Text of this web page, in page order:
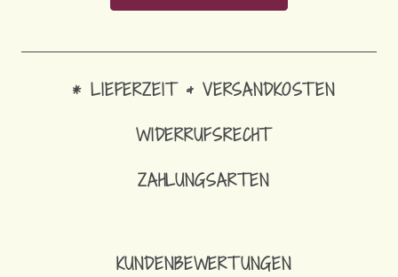
* LIEFERZEIT & VERSANDKOSTEN
WIDERRUFSRECHT
ZAHLUNGSARTEN
KUNDENBEWERTUNGEN